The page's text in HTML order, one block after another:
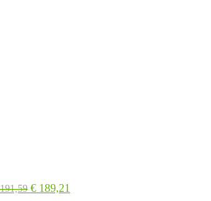
€ 189,21